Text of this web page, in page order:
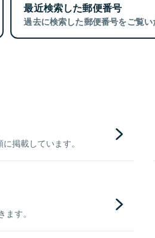
最近検索した郵便番号
過去に検索した郵便番号をご覧い
掲載しています。
す。